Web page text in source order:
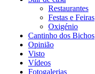
Restaurantes
Festas e Feiras
Oxigénio
Cantinho dos Bichos
Opinião
Visto
Vídeos
Fotogalerias